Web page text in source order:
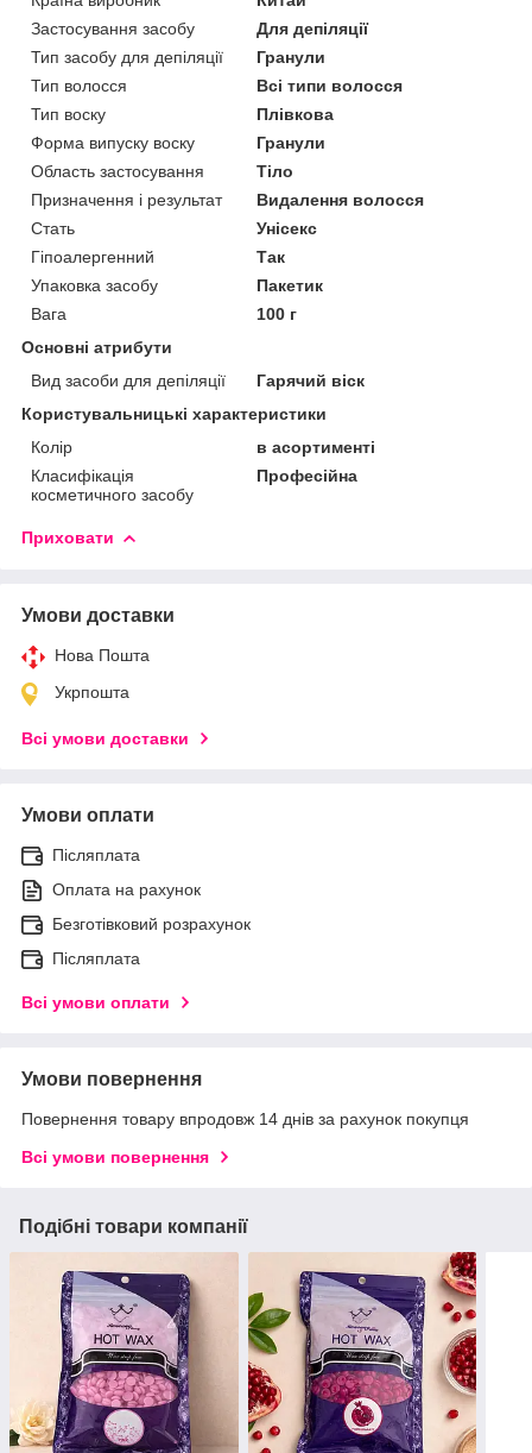
Застосування засобу
Для депіляції
Тип засобу для депіляції
Гранули
Тип волосся
Всі типи волосся
Тип воску
Плівкова
Форма випуску воску
Гранули
Область застосування
Тіло
Призначення і результат
Видалення волосся
Стать
Унісекс
Гіпоалергенний
Так
Упаковка засобу
Пакетик
Вага
100 г
Основні атрибути
Вид засоби для депіляції
Гарячий віск
Користувальницькі характеристики
Колір
в асортименті
Класифікація
косметичного засобу
Професійна
Приховати
Умови доставки
Нова Пошта
Укрпошта
Всі умови доставки
Умови оплати
Післяплата
Оплата на рахунок
Безготівковий розрахунок
Післяплата
Всі умови оплати
Умови повернення
Повернення товару впродовж 14 днів за рахунок покупця
Всі умови повернення
Подібні товари компанії